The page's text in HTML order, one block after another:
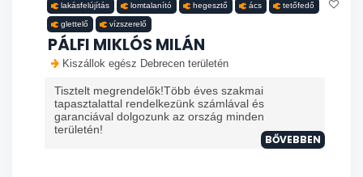
lakásfelújítás lomtalanító hegesztő ács tetőfedő
glettelő vízszerelő
PÁLFI MIKLÓS MILÁN
Kiszállok egész Debrecen területén
Tisztelt megrendelők!Több éves szakmai
tapasztalattal rendelkezünk számlával és
garanciával dolgozunk az ország minden
területén!
BŐVEBBEN